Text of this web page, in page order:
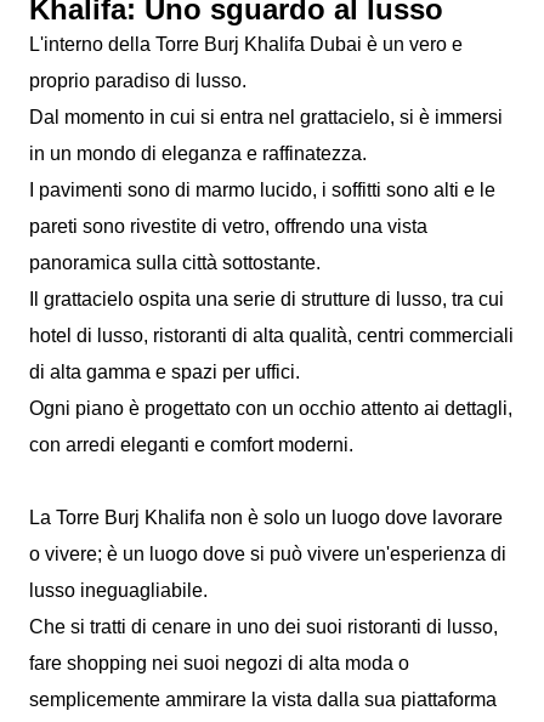
Khalifa: Uno sguardo al lusso
L'interno della Torre Burj Khalifa Dubai è un vero e
proprio paradiso di lusso.
Dal momento in cui si entra nel grattacielo, si è immersi
in un mondo di eleganza e raffinatezza.
I pavimenti sono di marmo lucido, i soffitti sono alti e le
pareti sono rivestite di vetro, offrendo una vista
panoramica sulla città sottostante.
Il grattacielo ospita una serie di strutture di lusso, tra cui
hotel di lusso, ristoranti di alta qualità, centri commerciali
di alta gamma e spazi per uffici.
Ogni piano è progettato con un occhio attento ai dettagli,
con arredi eleganti e comfort moderni.
La Torre Burj Khalifa non è solo un luogo dove lavorare
o vivere; è un luogo dove si può vivere un'esperienza di
lusso ineguagliabile.
Che si tratti di cenare in uno dei suoi ristoranti di lusso,
fare shopping nei suoi negozi di alta moda o
semplicemente ammirare la vista dalla sua piattaforma